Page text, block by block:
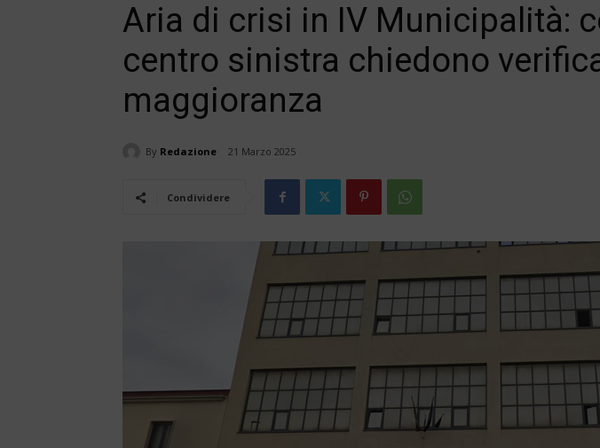
Aria di crisi in IV Municipalità:
centro sinistra chiedono
maggioranza
By Redazione 21 Marzo 2025
Condividere